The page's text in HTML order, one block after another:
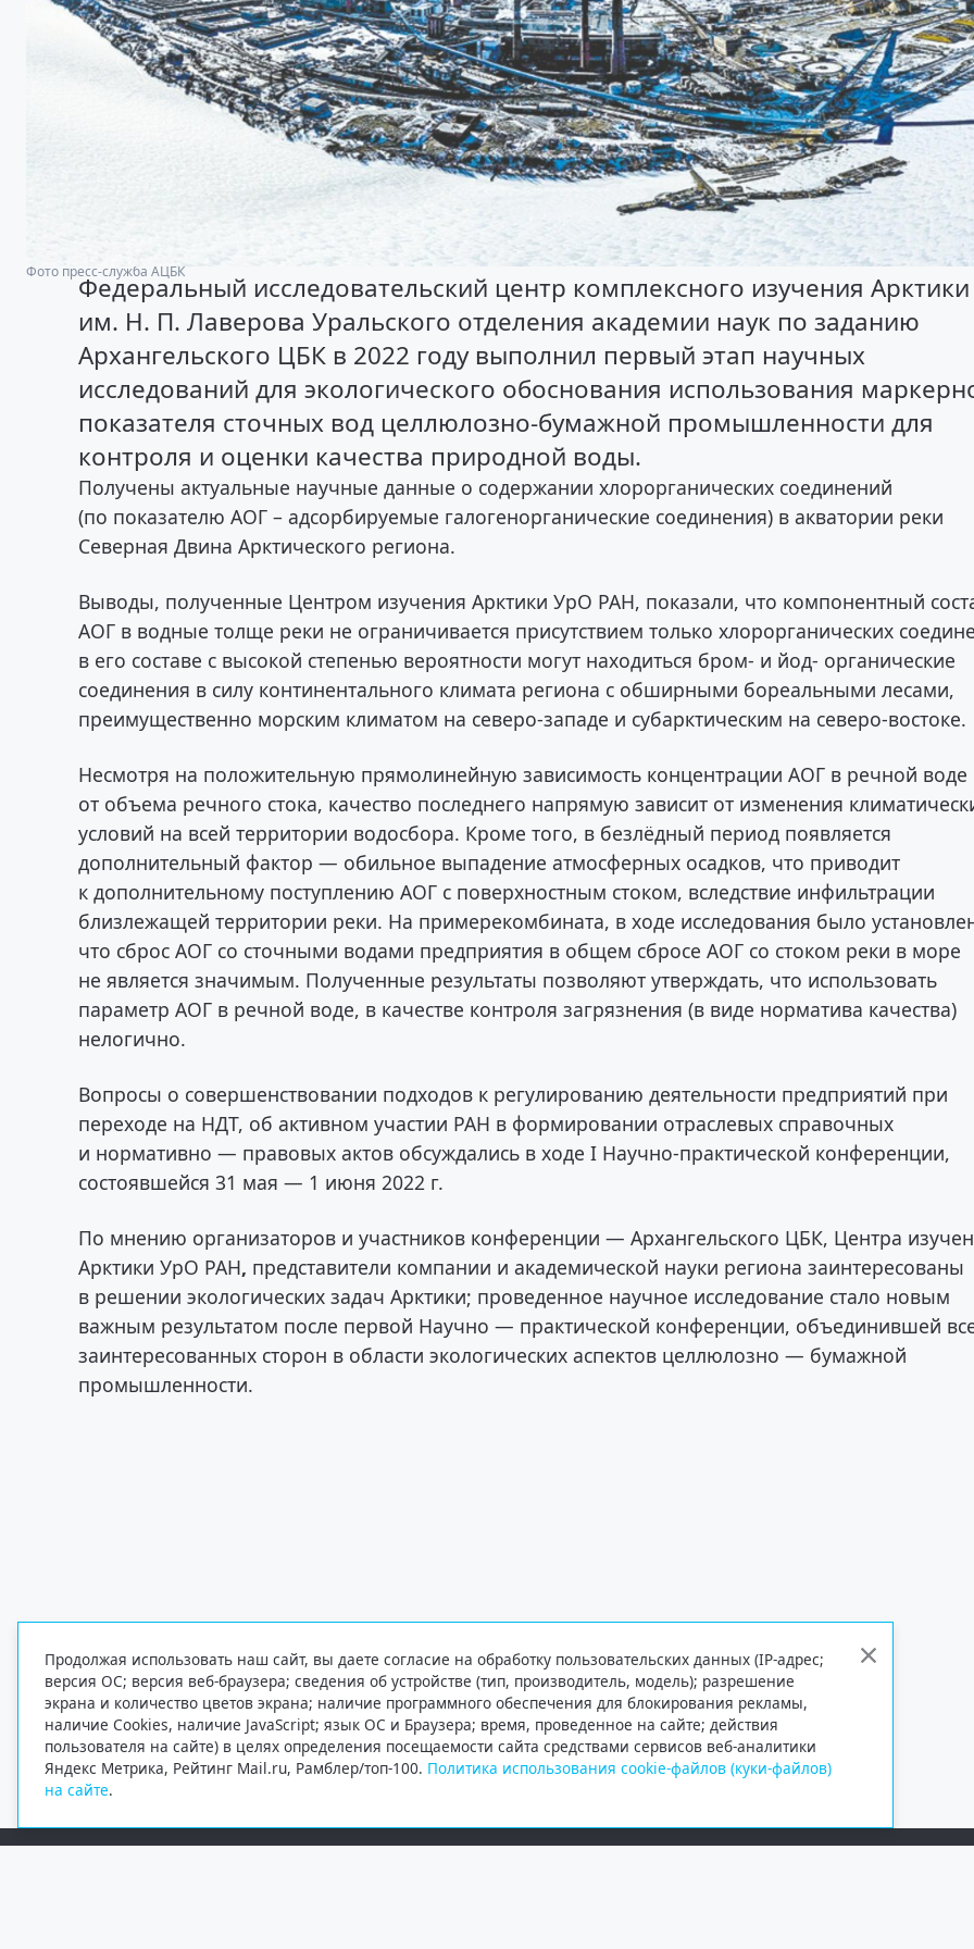
Фото пресс-служба АЦБК
Федеральный исследовательский центр комплексного изучения Арктики
им. Н. П. Лаверова Уральского отделения академии наук по заданию
Архангельского ЦБК в 2022 году выполнил первый этап научных
исследований для экологического обоснования использования
показателя сточных вод целлюлозно-бумажной промышленности для
контроля и оценки качества природной воды.
Получены актуальные научные данные о содержании хлорорганических соединений
(по показателю АОГ – адсорбируемые галогенорганические соединения) в акватории реки
Северная Двина Арктического региона.
Выводы, полученные Центром изучения Арктики УрО РАН, показали, что компонентный
АОГ в водные толще реки не ограничивается присутствием только хлорорганических
в его составе с высокой степенью вероятности могут находиться бром- и йод- органические
соединения в силу континентального климата региона с обширными бореальными лесами,
преимущественно морским климатом на северо-западе и субарктическим на северо-востоке.
Несмотря на положительную прямолинейную зависимость концентрации АОГ в речной воде
от объема речного стока, качество последнего напрямую зависит от изменения
условий на всей территории водосбора. Кроме того, в безлёдный период появляется
дополнительный фактор — обильное выпадение атмосферных осадков, что приводит
к дополнительному поступлению АОГ с поверхностным стоком, вследствие инфильтрации
близлежащей территории реки. На примерекомбината, в ходе исследования было
что сброс АОГ со сточными водами предприятия в общем сбросе АОГ со стоком реки в море
не является значимым. Полученные результаты позволяют утверждать, что использовать
параметр АОГ в речной воде, в качестве контроля загрязнения (в виде норматива качества)
нелогично.
Вопросы о совершенствовании подходов к регулированию деятельности предприятий при
переходе на НДТ, об активном участии РАН в формировании отраслевых справочных
и нормативно — правовых актов обсуждались в ходе I Научно-практической конференции,
состоявшейся 31 мая — 1 июня 2022 г.
По мнению организаторов и участников конференции — Архангельского ЦБК, Центра
Арктики УрО РАН, представители компании и академической науки региона заинтересованы
в решении экологических задач Арктики; проведенное научное исследование стало новым
важным результатом после первой Научно — практической конференции, объединившей
заинтересованных сторон в области экологических аспектов целлюлозно — бумажной
промышленности.
Продолжая использовать наш сайт, вы даете согласие на обработку пользовательских данных (IP-адрес;
версия ОС; версия веб-браузера; сведения об устройстве (тип, производитель, модель); разрешение
экрана и количество цветов экрана; наличие программного обеспечения для блокирования рекламы,
наличие Cookies, наличие JavaScript; язык ОС и Браузера; время, проведенное на сайте; действия
пользователя на сайте) в целях определения посещаемости сайта средствами сервисов веб-аналитики
Яндекс Метрика, Рейтинг Mail.ru, Рамблер/топ-100. Политика использования cookie-файлов (куки-файлов)
на сайте.